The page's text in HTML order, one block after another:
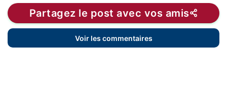
Partagez le post avec vos amis
Voir les commentaires